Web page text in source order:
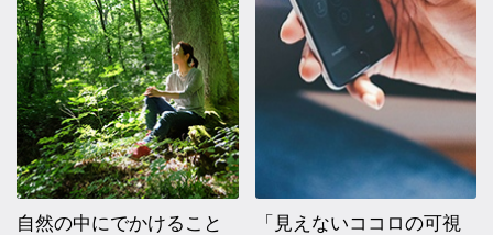
自然の中にでかけること
「見えないココロの可視